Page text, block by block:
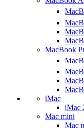
MacBook
iMac
iMac
Mac mini
Mac